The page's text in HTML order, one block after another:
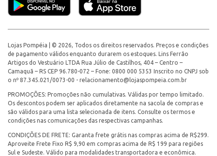
Lojas Pompéia | © 2026, Todos os direitos reservados. Preços e condições
de pagamento válidos enquanto durarem os estoques. Lins Ferrão
Artigos do Vestuário LTDA Rua Júlio de Castilhos, 404 – Centro –
Camaquã – RS CEP 96.780-072 – Fone: 0800 000 5353 Inscrito no CNPJ sob
o nº 87.345.021/0073-00 - relacionamento@lojaspompeia.com.br
PROMOÇÕES: Promoções não cumulativas. Válidas por tempo limitado.
Os descontos podem ser aplicados diretamente na sacola de compras e
são válidos para uma lista selecionada de itens. Consulte os termos e
condições nas comunicações das respectivas campanhas.
CONDIÇÕES DE FRETE: Garanta frete grátis nas compras acima de R$299.
Aproveite Frete Fixo R$ 9,90 em compras acima de R$ 199 para regiões
Sul e Sudeste. Válido para modalidades transportadora e econômica.